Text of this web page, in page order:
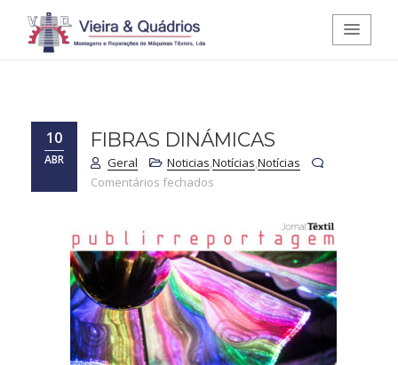
Reparações de Máquinas Têxteis,
Lda.
10
ABR
FIBRAS DINÁMICAS
Geral Noticias,Notícias,Notícias
Comentários fechados